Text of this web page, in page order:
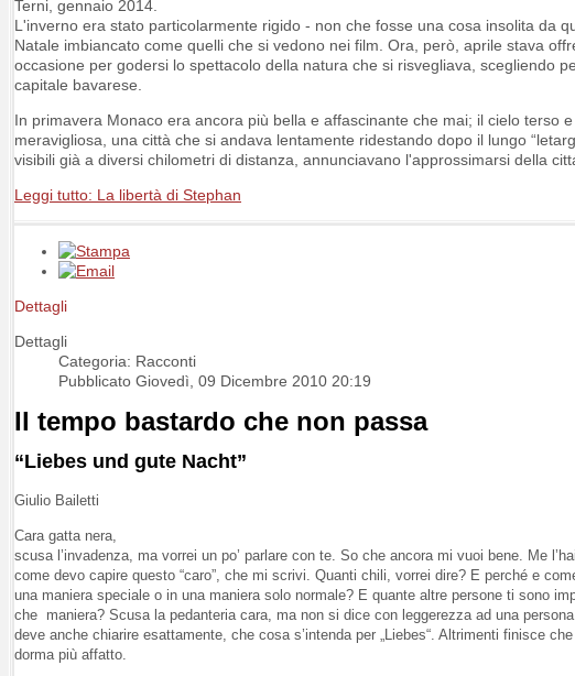
Terni, gennaio 2014.
L'inverno era stato particolarmente rigido - non che fosse una cosa insolita da
Natale imbiancato come quelli che si vedono nei film. Ora, però, aprile stava
occasione per godersi lo spettacolo della natura che si risvegliava, scegliendo
capitale bavarese.
In primavera Monaco era ancora più bella e affascinante che mai; il cielo terso
meravigliosa, una città che si andava lentamente ridestando dopo il lungo
visibili già a diversi chilometri di distanza, annunciavano l'approssimarsi della
Leggi tutto: La libertà di Stephan
Dettagli
Dettagli
Categoria: Racconti
Pubblicato Giovedì, 09 Dicembre 2010 20:19
Il tempo bastardo che non passa
“Liebes und gute Nacht”
Giulio Bailetti
Cara gatta nera,
scusa l’invadenza, ma vorrei un po’ parlare con te. So che ancora mi vuoi bene. Me
come devo capire questo “caro”, che mi scrivi. Quanti chili, vorrei dire? E perché e
una maniera speciale o in una maniera solo normale? E quante altre persone ti sono
che maniera? Scusa la pedanteria cara, ma non si dice con leggerezza ad una
deve anche chiarire esattamente, che cosa s’intenda per „Liebes“. Altrimenti finisce
dorma più affatto.